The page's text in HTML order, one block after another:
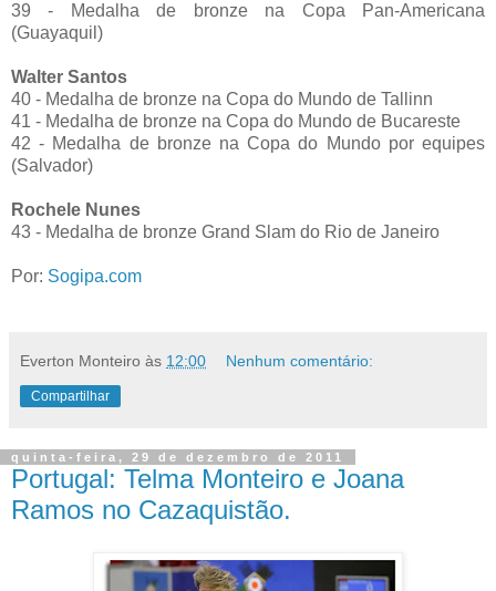
39 - Medalha de bronze na Copa Pan-Americana
(Guayaquil)
Walter Santos
40 - Medalha de bronze na Copa do Mundo de Tallinn
41 - Medalha de bronze na Copa do Mundo de Bucareste
42 - Medalha de bronze na Copa do Mundo por equipes
(Salvador)
Rochele Nunes
43 - Medalha de bronze Grand Slam do Rio de Janeiro
Por: Sogipa.com
Everton Monteiro às 12:00 Nenhum comentário:
Compartilhar
quinta-feira, 29 de dezembro de 2011
Portugal: Telma Monteiro e Joana
Ramos no Cazaquistão.